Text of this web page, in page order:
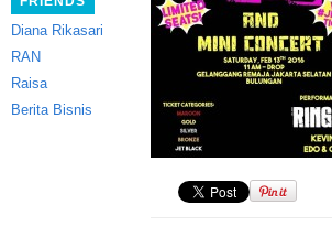
Diana Rikasari
RAN
Raisa
Berita Bisnis